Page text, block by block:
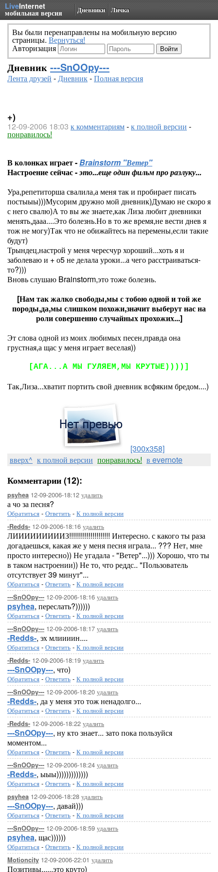
LiveInternet
мобильная версия Дневники Личка
Вы были перенаправлены на мобильную версию
страницы. Вернуться!
Авторизация
Дневник ---SnOOpy---
Лента друзей -Дневник-Полная версия
+)
12-09-2006 18:03 к комментариям-к полной версии -
понравилось!
В колонках играет -Brainstorm "Ветер"
Настроение сейчас -это...еще один фильм про разлуку...
Ура,репетиторша свалила,а меня так и пробирает писать
постыыы)))Мусорим дружно мой дневник)Думаю не скоро я
с него свалю)А то вы же знаете,как Лиза любит дневники
менять,дааа....Это болезнь.Но в то же время,не вести днев я
тож не могу)Так что не обижайтесь на перемены,если такие
будут)
Трындец,настрой у меня чересчур хороший...хоть я и
заболеваю и + о5 не делала уроки...а чего расстраиваться-
то?)))
Вновь слушаю Brainstorm,это тоже болезнь.
[Нам так жалко свободы,мы с тобою одной и той же
породы,да,мы слишком похожи,значит выберут нас на
роли совершенно случайных прохожих...]
Эт слова одной из моих любимых песен,правда она
грустная,а щас у меня играет веселая))
[АГА...А МЫ ГУЛЯЕМ,МЫ КРУТЫЕ))))]
Так,Лиза...хватит портить свой дневник всфяким бредом....)
[300x358]
вверх^ к полной версии понравилось! в evernote
Комментарии (12):
psyhea 12-09-2006-18:12 удалить
а чо за песня?
Обратиться - Ответить - К полной версии
-Redds- 12-09-2006-18:16 удалить
ЛИИИИИИИИИЗ!!!!!!!!!!!!!!!!!!!!! Интересно. с какого ты раза
догадаешься, какая же у меня песня играла... ??? Нет, мне
просто интересно)) Не угадала - "Ветер"...))) Хорошо, что ты
в таком настроении)) Не то, что реддс.. "Пользователь
отсутствует 39 минут"...
Обратиться - Ответить - К полной версии
---SnOOpy--- 12-09-2006-18:16 удалить
psyhea, переслать?))))))
Обратиться - Ответить - К полной версии
---SnOOpy--- 12-09-2006-18:17 удалить
-Redds-, эх млиииин....
Обратиться - Ответить - К полной версии
-Redds- 12-09-2006-18:19 удалить
---SnOOpy---, что)
Обратиться - Ответить - К полной версии
---SnOOpy--- 12-09-2006-18:20 удалить
-Redds-, да у меня это тож ненадолго...
Обратиться - Ответить - К полной версии
-Redds- 12-09-2006-18:22 удалить
---SnOOpy---, ну кто знает... зато пока пользуйся
моментом...
Обратиться - Ответить - К полной версии
---SnOOpy--- 12-09-2006-18:24 удалить
-Redds-, ыыы)))))))))))))
Обратиться - Ответить - К полной версии
psyhea 12-09-2006-18:28 удалить
---SnOOpy---, давай)))
Обратиться - Ответить - К полной версии
---SnOOpy--- 12-09-2006-18:59 удалить
psyhea, щас))))))
Обратиться - Ответить - К полной версии
Motioncity 12-09-2006-22:01 удалить
Позитивы......это круто)